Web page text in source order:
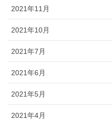
2021年11月
2021年10月
2021年7月
2021年6月
2021年5月
2021年4月